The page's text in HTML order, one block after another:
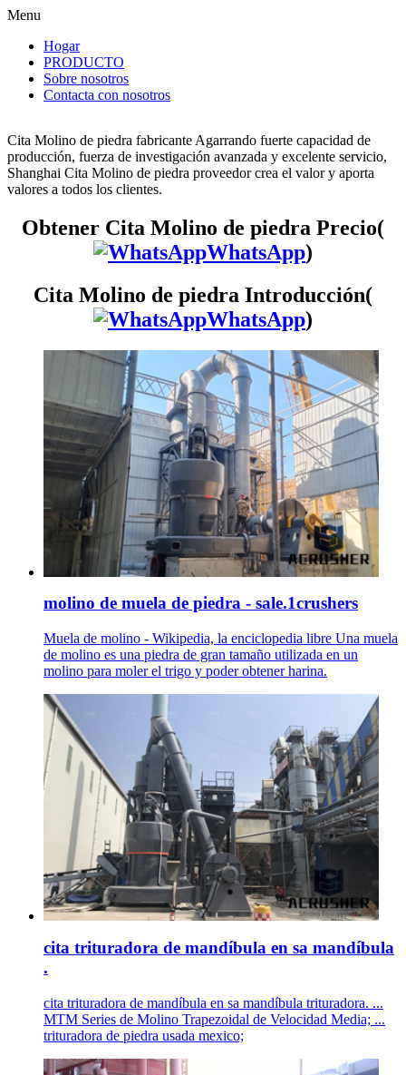
Menu
Hogar
PRODUCTO
Sobre nosotros
Contacta con nosotros
Cita Molino de piedra fabricante Agarrando fuerte capacidad de
producción, fuerza de investigación avanzada y excelente servicio,
Shanghai Cita Molino de piedra proveedor crea el valor y aporta
valores a todos los clientes.
Obtener Cita Molino de piedra Precio(
WhatsApp)
Cita Molino de piedra Introducción(
WhatsApp)
molino de muela de piedra - sale.1crushers
Muela de molino - Wikipedia, la enciclopedia libre Una muela
de molino es una piedra de gran tamaño utilizada en un
molino para moler el trigo y poder obtener harina.
cita trituradora de mandíbula en sa mandíbula
.
cita trituradora de mandíbula en sa mandíbula trituradora. ...
MTM Series de Molino Trapezoidal de Velocidad Media; ...
trituradora de piedra usada mexico;